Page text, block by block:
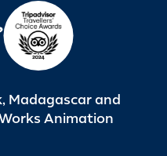
Madagascar and
Animation